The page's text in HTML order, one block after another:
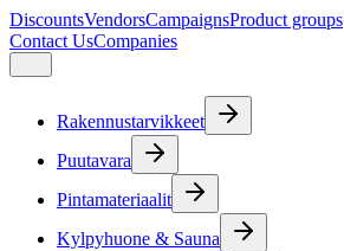
DiscountsVendorsCampaignsProduct groups
Contact UsCompanies
Rakennustarvikkeet
Puutavara
Pintamateriaalit
Kylpyhuone & Sauna